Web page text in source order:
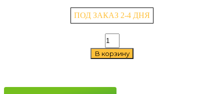
ПОД ЗАКАЗ 2-4 ДНЯ
Количество
товара
HiFly
R15C
В корзину